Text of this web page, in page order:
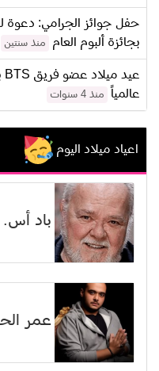
حفل جوائز الجرامي: دعوة
بجائزة ألبوم العام
منذ سنتين
عالمياً
منذ 4 سنوات
اعياد ميلاد اليوم
باد
عمر